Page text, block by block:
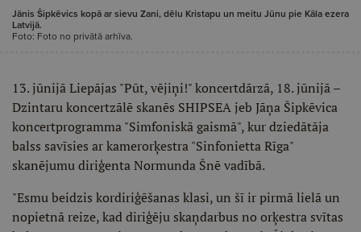
Jānis Šipkēvics kopā ar sievu Zani, dēlu Kristapu un meitu Jūnu pie Kāla ezera
Latvijā.
Foto: Foto no privātā arhīva.
13. jūnijā Liepājas "Pūt, vējiņi!" koncertdārzā, 18. jūnijā –
Dzintaru koncertzālē skanēs SHIPSEA jeb Jāņa Šipkēvica
koncertprogramma "Simfoniskā gaismā", kur dziedātāja
balss savīsies ar kamerorķestra "Sinfonietta Rīga"
skanējumu diriģenta Normunda Šnē vadībā.
"Esmu beidzis kordiriģēšanas klasi, un šī ir pirmā lielā un
nopietnā reize, kad diriģēju skaņdarbus no orķestra svītas